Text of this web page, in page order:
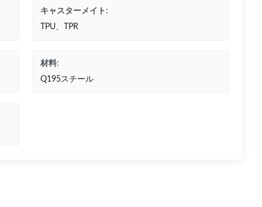
キャスターメイト:
TPU、TPR
材料:
Q195スチール